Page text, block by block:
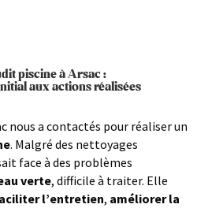
piscine à Arsac :
aux actions réalisées
nous a contactés pour réaliser un
. Malgré des nettoyages
face à des problèmes
verte, difficile à traiter. Elle
l’entretien, améliorer la